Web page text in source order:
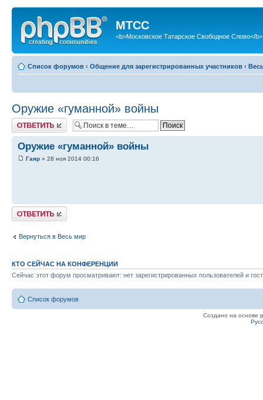
МТСС
<b>Московское Татарское Свободное Слово</b>
Список форумов ‹ Общение для зарегистрированных участников ‹
Оружие «гуманной» войны
Ответить
Оружие «гуманной» войны
Гаяр » 28 ноя 2014 00:16
Ответить
Вернуться в Весь мир
КТО СЕЙЧАС НА КОНФЕРЕНЦИИ
Сейчас этот форум просматривают: нет зарегистрированных пользователей и
Список форумов
Создано на основе